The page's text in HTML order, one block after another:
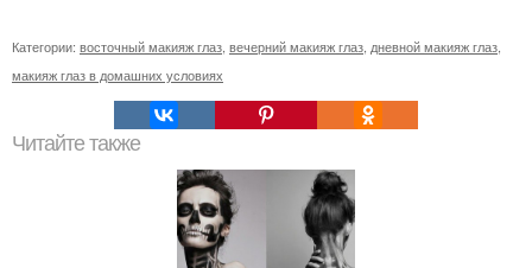
Категории: восточный макияж глаз вечерний макияж глаз дневной макияж глаз
макияж глаз в домашних условиях
Читайте также